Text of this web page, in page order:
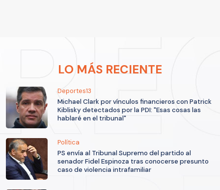
LO MÁS RECIENTE
Deportes13
Michael Clark por vínculos financieros con Patrick
Kiblisky detectados por la PDI: "Esas cosas las
hablaré en el tribunal"
Política
PS envía al Tribunal Supremo del partido al
senador Fidel Espinoza tras conocerse presunto
caso de violencia intrafamiliar